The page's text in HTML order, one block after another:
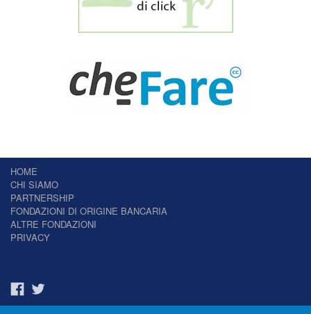
HOME
CHI SIAMO
PARTNERSHIP
FONDAZIONI DI ORIGINE BANCARIA
ALTRE FONDAZIONI
PRIVACY